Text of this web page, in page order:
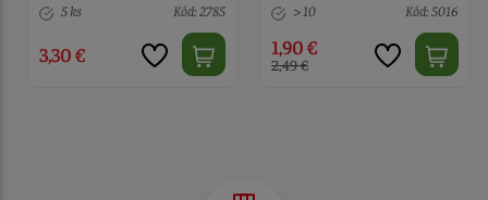
5 ks Kód: 2785
3,30 €
> 10 Kód: 5016
1,90 €
2,49 €